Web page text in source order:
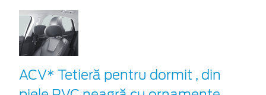
ACV* Tetieră pentru dormit , din